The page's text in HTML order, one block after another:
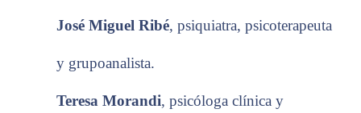
José Miguel Ribé, psiquiatra, psicoterapeuta
y grupoanalista.
Teresa Morandi, psicóloga clínica y